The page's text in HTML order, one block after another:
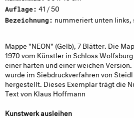
Auflage: 41 / 50
Bezeichnung: nummeriert unten
Mappe "NEON" (Gelb), 7 Blätter. Die
1970 vom Künstler in Schloss
einer harten und einer weichen
wurde im Siebdruckverfahren von
hergestellt. Dieses Exemplar trägt die
Text von Klaus Hoffmann
Kunstwerk ausleihen